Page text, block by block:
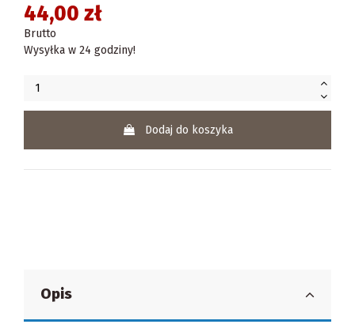
44,00 zł
Brutto
Wysyłka w 24 godziny!
Dodaj do koszyka
Opis